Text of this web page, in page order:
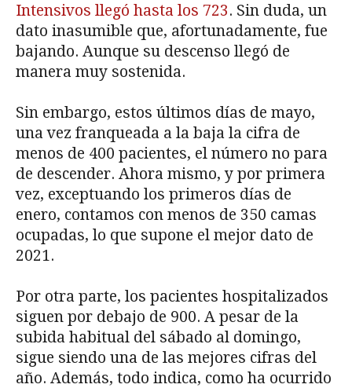
Intensivos llegó hasta los 723. Sin duda, un
dato inasumible que, afortunadamente, fue
bajando. Aunque su descenso llegó de
manera muy sostenida.
Sin embargo, estos últimos días de mayo,
una vez franqueada a la baja la cifra de
menos de 400 pacientes, el número no para
de descender. Ahora mismo, y por primera
vez, exceptuando los primeros días de
enero, contamos con menos de 350 camas
ocupadas, lo que supone el mejor dato de
2021.
Por otra parte, los pacientes hospitalizados
siguen por debajo de 900. A pesar de la
subida habitual del sábado al domingo,
sigue siendo una de las mejores cifras del
año. Además, todo indica, como ha ocurrido